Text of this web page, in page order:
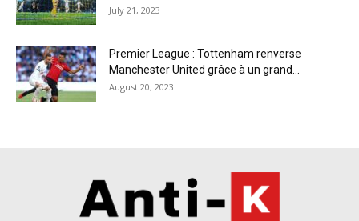
July 21, 2023
Premier League : Tottenham renverse
Manchester United grâce à un grand...
August 20, 2023